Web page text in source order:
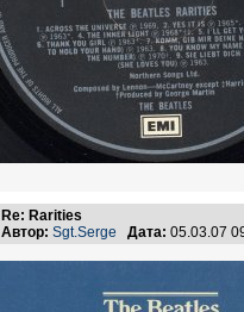
Re: Rarities
Автор: Sgt.Serge Дата: 05.03.07